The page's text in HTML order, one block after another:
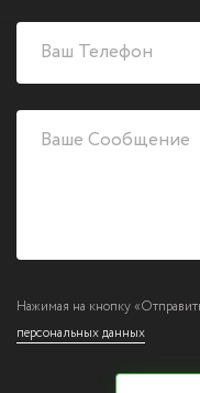
Нажимая на кнопку
персональных данных